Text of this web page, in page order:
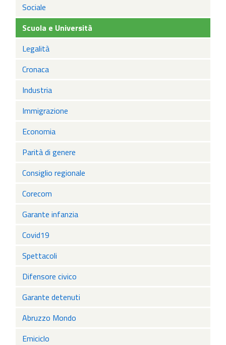
Sociale
Scuola e Università
Legalità
Cronaca
Industria
Immigrazione
Economia
Parità di genere
Consiglio regionale
Corecom
Garante infanzia
Covid19
Spettacoli
Difensore civico
Garante detenuti
Abruzzo Mondo
Emiciclo